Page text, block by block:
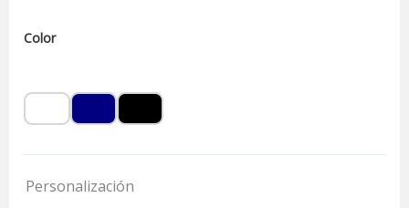
Color
Personalización